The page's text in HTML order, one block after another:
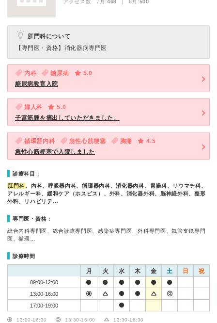
アクセス数 7月:468 | 6月:500
肛門科について
【専門医・資格】 消化器病専門医
内科 糖尿病
5.0
糖尿病教育入院
婦人科
5.0
子宮筋腫を摘出していただきました。
循環器内科 急性心筋梗塞 胸痛
4.5
急性心筋梗塞で入院しました
診療科目：
肛門科 、内科、呼吸器内科、循環器内科、消化器内科、胃腸科、リウマチ科、
アレルギー科、緩和ケア（ホスピス）、外科、消化器外科、脳神経外科、整形
外科、リハビリテ…
専門医・資格：
総合内科専門医、総合診療専門医、感染症専門医、外科専門医、気管支鏡専門
医、循環…
診療時間
月 火 水 木 金 土 日 祝
09:00-12:00
13:00-16:00
17:00-19:00
13:00-16:30 13:30-16:00 13:30-18:30